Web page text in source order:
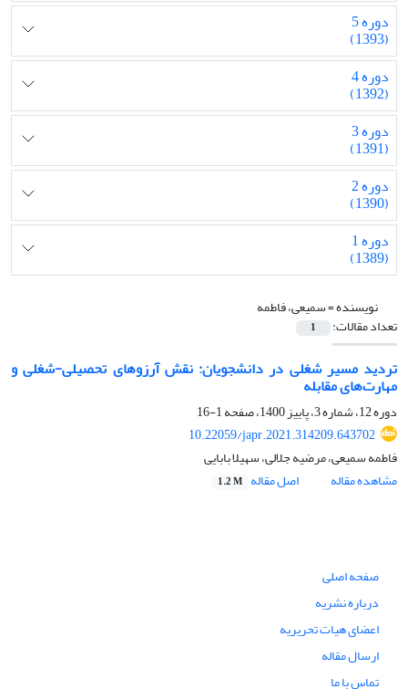
دوره 5
(1393)
دوره 4
(1392)
دوره 3
(1391)
دوره 2
(1390)
دوره 1
(1389)
نویسنده =سمیعی، فاطمه
تعداد مقالات: 1
تردید مسیر شغلی در دانشجویان: نقش آرزوهای تحصیلی-شغلی و
مهارت‌های مقابله
دوره 12، شماره 3، پاییز 1400، صفحه
1-16
10.22059/japr.2021.314209.643702
فاطمه سمیعی، مرضیه جلالی، سهیلا بابایی
مشاهده مقاله
اصل مقاله 1.2 M
صفحه اصلی
درباره نشریه
اعضای هیات تحریریه
ارسال مقاله
تماس با ما